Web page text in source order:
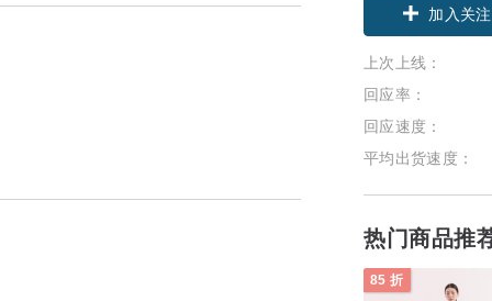
加入关注
上次上线：
回应率：
回应速度：
平均出货速度：
热门商品推
85 折